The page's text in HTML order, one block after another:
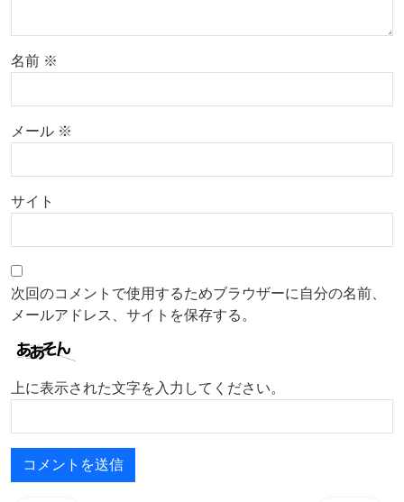
名前 ※
メール ※
サイト
次回のコメントで使用するためブラウザーに自分の名前、
メールアドレス、サイトを保存する。
上に表示された文字を入力してください。